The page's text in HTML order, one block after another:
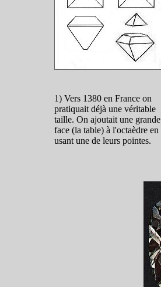
1) Vers 1380 en France on
pratiquait déjà une véritable
taille. On ajoutait une grande
face (la table) à l'octaèdre en
usant une de leurs pointes.